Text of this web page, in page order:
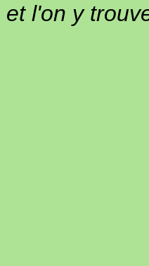
et l'on y